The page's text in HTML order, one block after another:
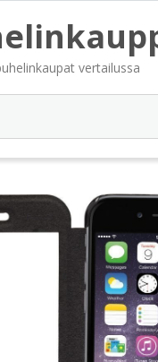
vertailussa